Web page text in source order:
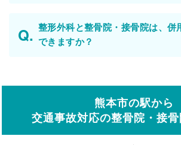
整形外科と整骨院・接骨院は、併
できますか？
熊本市の駅から
交通事故対応の整骨院・接